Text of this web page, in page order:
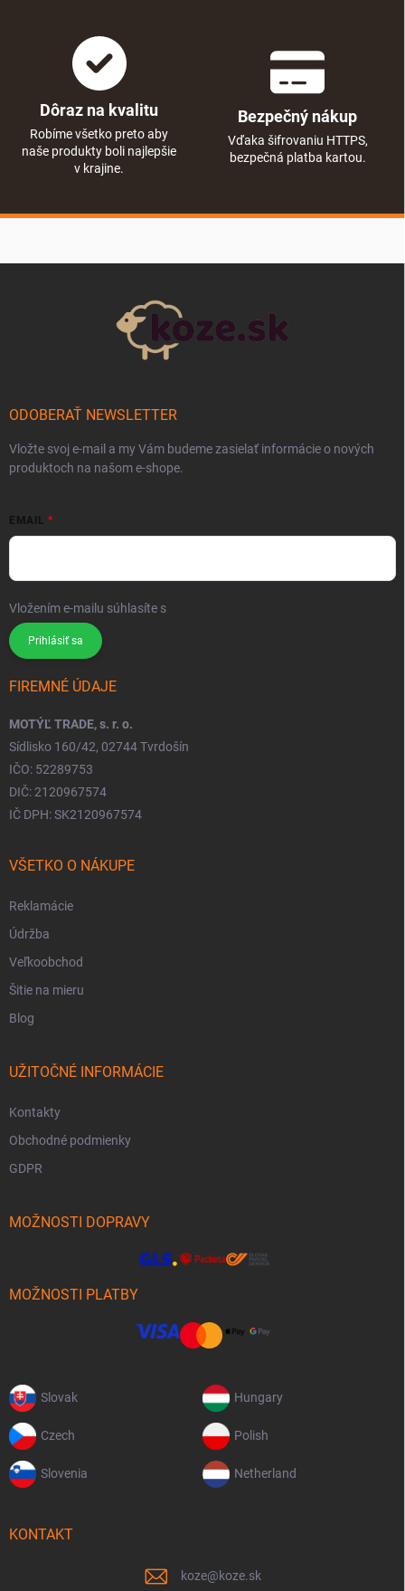
Dôraz na kvalitu
Robíme všetko preto aby
naše produkty boli najlepšie
v krajine.
Bezpečný nákup
Vďaka šifrovaniu HTTPS,
bezpečná platba kartou.
ODOBERAŤ NEWSLETTER
Vložte svoj e-mail a my Vám budeme zasielať informácie o nových
produktoch na našom e-shope.
EMAIL
Vložením e-mailu súhlasíte s
Prihlásiť sa
FIREMNÉ ÚDAJE
MOTÝĽ TRADE, s. r. o.
Sídlisko 160/42, 02744 Tvrdošín
IČO: 52289753
DIČ: 2120967574
IČ DPH: SK2120967574
VŠETKO O NÁKUPE
Reklamácie
Údržba
Veľkoobchod
Šitie na mieru
Blog
UŽITOČNÉ INFORMÁCIE
Kontakty
Obchodné podmienky
GDPR
MOŽNOSTI DOPRAVY
MOŽNOSTI PLATBY
Slovak Hungary
Czech Polish
Slovenia Netherland
KONTAKT
koze@koze.sk